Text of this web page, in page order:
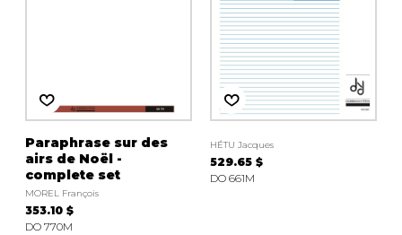
Paraphrase sur des
airs de Noël -
complete set
MOREL François
353.10 $
DO 770M
HÉTU Jacques
529.65 $
DO 661M